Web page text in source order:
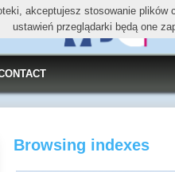
Browsing indexes
akceptujesz stosowanie
ustawień przeglądarki będą one